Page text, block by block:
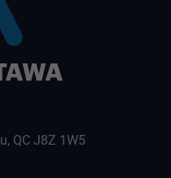
QC J8Z 1W5